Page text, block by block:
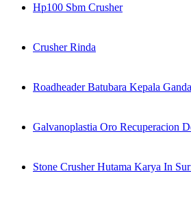
Hp100 Sbm Crusher
Crusher Rinda
Roadheader Batubara Kepala Ganda
Galvanoplastia Oro Recuperacion
Stone Crusher Hutama Karya In